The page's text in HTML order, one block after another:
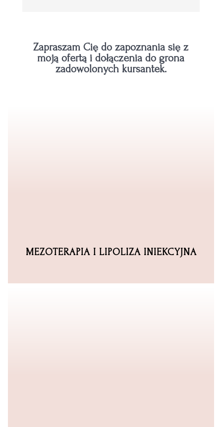
Zapraszam Cię do zapoznania się z
moją ofertą i dołączenia do grona
zadowolonych kursantek.
MEZOTERAPIA I LIPOLIZA INIEKCYJNA